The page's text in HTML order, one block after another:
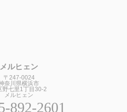
メルヒェン
〒247-0024
奈川県横浜市
野七里1丁目30-2
メルヒェン
892-2601